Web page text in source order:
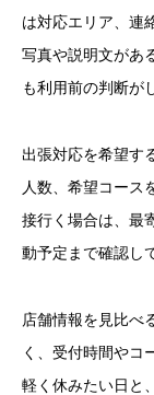
は対応エリア、連
写真や説明文があ
も利用前の判断が
出張対応を希望す
人数、希望コース
接行く場合は、最
動予定まで確認し
店舗情報を見比べ
く、受付時間やコ
軽く休みたい日と